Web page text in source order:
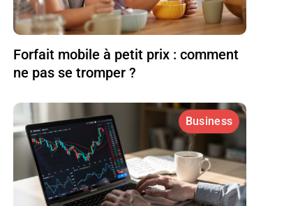
Forfait mobile à petit prix : comment
ne pas se tromper ?
Business